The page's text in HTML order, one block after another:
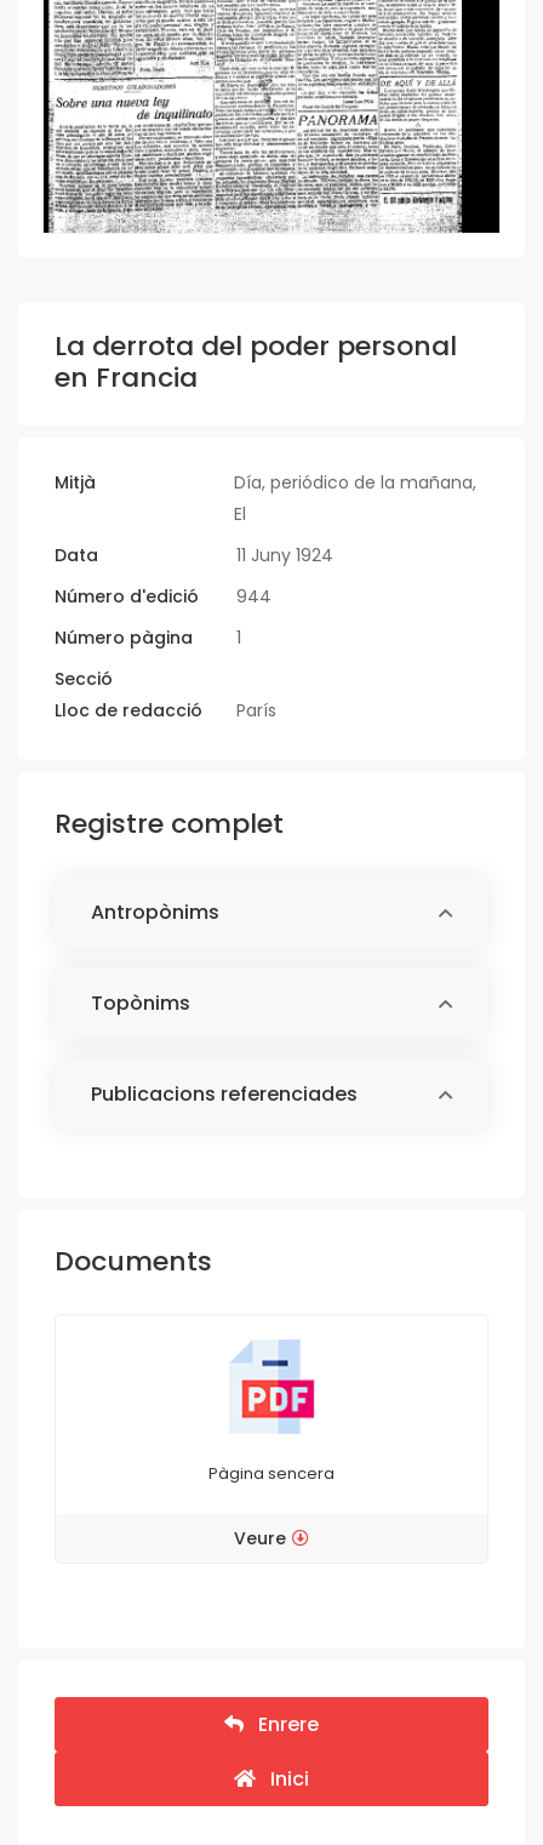
La derrota del poder personal
en Francia
Mitjà
Día, periódico de la mañana,
El
Data
11 Juny 1924
Número d'edició
944
Número pàgina
1
Secció
Lloc de redacció
París
Registre complet
Antropònims
Topònims
Publicacions referenciades
Documents
Pàgina sencera
Veure
Enrere
Inici